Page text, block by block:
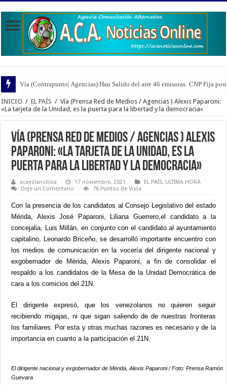
Vía (Contrapunto| Agencias) Han Salido del aire 46 emisoras: CNP Fija
INICIO / EL PAÍS / Vía (Prensa Red de Medios / Agencias ) Alexis Paparoni:
«La tarjeta de la Unidad, es la puerta para la libertad y la democracia»
Vía (Prensa Red de Medios / Agencias ) Alexis
Paparoni: «La tarjeta de la Unidad, es la
puerta para la libertad y la democracia»
acaeslanoticia 17 noviembre, 2021 EL PAÍS, ULTIMA HORA
Deje un Comentario
76 Puntos de Vista
Con la presencia de los candidatos al Consejo Legislativo del estado
Mérida, Alexis José Paparoni, Liliana Guerrero,el candidato a la
concejalia, Luis Millán, en conjunto con el candidato al ayuntamiento
capitalino, Leonardo Briceño, se desarrolló importante encuentro con
los medios de comunicación en la vocería del dirigente nacional y
exgobernador de Mérida, Alexis Paparoni, a fin de consolidar el
respaldo a los candidatos de la Mesa de la Unidad Democrática de
cara a los comicios del 21N.
El dirigente expresó, que los venezolanos no quieren seguir
recibiendo migajas, ni que sigan saliendo de de nuestras fronteras
los familiares. Por esta y otras muchas razones es necesario y de la
importancia en cuanto a la participación el 21N.
El dirigente nacional y exgobernador de Mérida, Alexis Paparoni / Foto: Prensa Ramón
Guevara